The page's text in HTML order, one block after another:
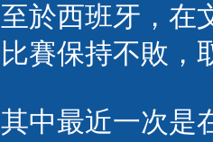
至於西班牙，在
比賽保持不敗，
其中最近一次是